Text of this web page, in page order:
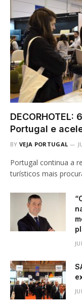
Portugal e
BY VEJA PORTUGAL
Portugal continua a
turísticos mais